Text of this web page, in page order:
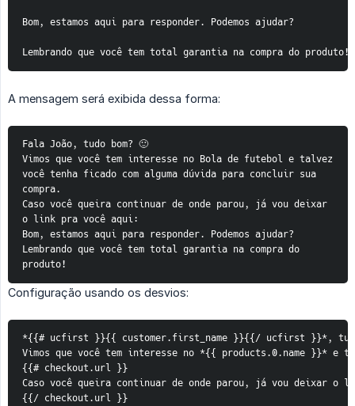
Bom, estamos aqui para responder. Podemos ajudar?
Lembrando que você tem total garantia na compra do produto!
A mensagem será exibida dessa forma:
Fala João, tudo bom? 🙂
Vimos que você tem interesse no Bola de futebol e talvez
você tenha ficado com alguma dúvida para concluir sua
compra.
Caso você queira continuar de onde parou, já vou deixar
o link pra você aqui:
Bom, estamos aqui para responder. Podemos ajudar?
Lembrando que você tem total garantia na compra do
produto!
Configuração usando os desvios:
*{{# ucfirst }}{{ customer.first_name }}{{/ ucfirst }}*, tudo
Vimos que você tem interesse no *{{ products.0.name }}* e
{{# checkout.url }}
Caso você queira continuar de onde parou, já vou deixar
{{/ checkout.url }}